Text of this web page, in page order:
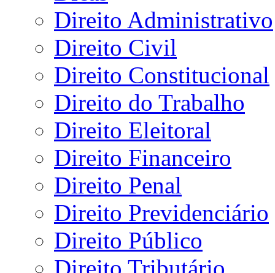
Direito Administrativo
Direito Civil
Direito Constitucional
Direito do Trabalho
Direito Eleitoral
Direito Financeiro
Direito Penal
Direito Previdenciário
Direito Público
Direito Tributário